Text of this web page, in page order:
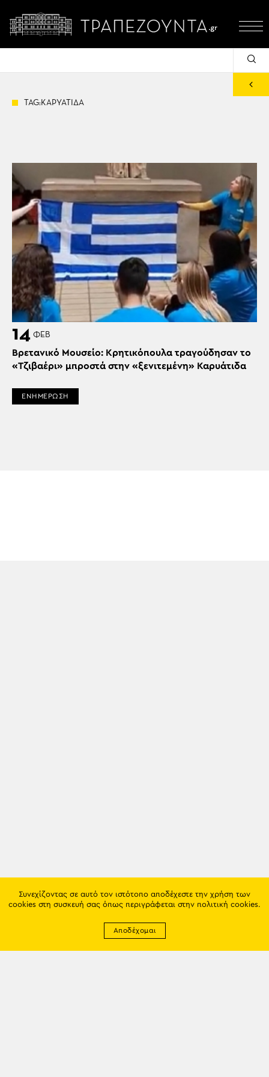
TAG:ΚΑΡΥΑΤΙΔΑ
14 ΦΕΒ
Βρετανικό Μουσείο: Κρητικόπουλα τραγούδησαν το
«Τζιβαέρι» μπροστά στην «ξενιτεμένη» Καρυάτιδα
ΕΝΗΜΕΡΩΣΗ
Συνεχίζοντας σε αυτό τον ιστότοπο αποδέχεστε την χρήση των
cookies στη συσκευή σας όπως περιγράφεται στην πολιτική cookies.
Αποδέχομαι